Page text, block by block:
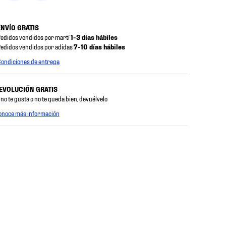
GRATIS
vendidos por martí1-3 días hábiles
vendidos por adidas7-10 días hábiles
de entrega
GRATIS
te gusta o no te queda bien, devuélvelo
más información